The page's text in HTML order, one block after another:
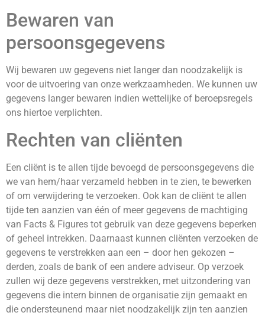
Bewaren van
persoonsgegevens
Wij bewaren uw gegevens niet langer dan noodzakelijk is
voor de uitvoering van onze werkzaamheden. We kunnen uw
gegevens langer bewaren indien wettelijke of beroepsregels
ons hiertoe verplichten.
Rechten van cliënten
Een cliënt is te allen tijde bevoegd de persoonsgegevens die
we van hem/haar verzameld hebben in te zien, te bewerken
of om verwijdering te verzoeken. Ook kan de cliënt te allen
tijde ten aanzien van één of meer gegevens de machtiging
van Facts & Figures tot gebruik van deze gegevens beperken
of geheel intrekken. Daarnaast kunnen cliënten verzoeken de
gegevens te verstrekken aan een – door hen gekozen –
derden, zoals de bank of een andere adviseur. Op verzoek
zullen wij deze gegevens verstrekken, met uitzondering van
gegevens die intern binnen de organisatie zijn gemaakt en
die ondersteunend maar niet noodzakelijk zijn ten aanzien